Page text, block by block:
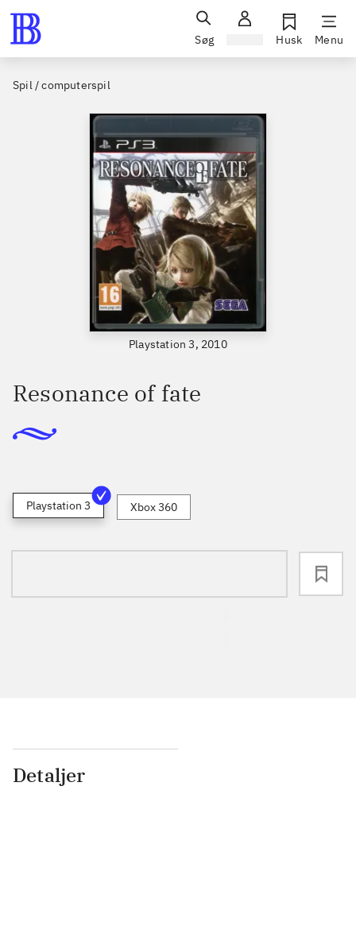
Søg Husk Menu
Spil / computerspil
Playstation 3, 2010
Resonance of fate
Playstation 3 Xbox 360
Detaljer